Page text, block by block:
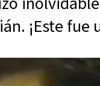
¡Este fue